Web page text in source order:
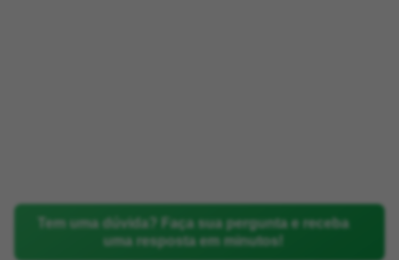
Tem uma dúvida? Faça sua pergunta e receba
uma resposta em minutos!